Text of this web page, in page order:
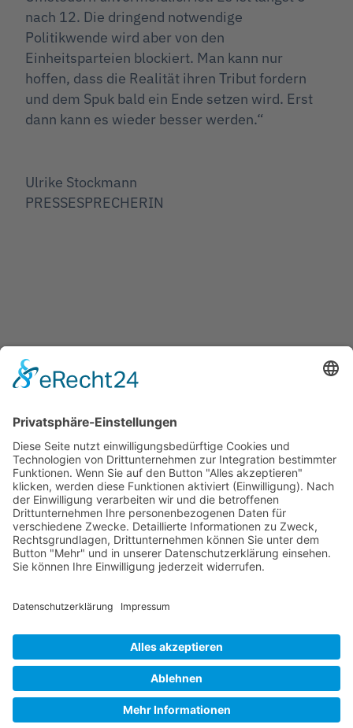
nach 12. Die dringend notwendige
Politikwende wird aber von den
Einheitsparteien blockiert. Man kann nur
hoffen, dass die Realität ihren Tribut fordern
und dem Spuk bald ein Ende setzen wird. Erst
dann kann es wieder besser werden.“
Ulrike Stockmann
PRESSESPRECHERIN
Jetzt teilen
Facebook Twitter
Pinterest WhatsApp Telegram
XING Email
KONTAKT
DATENSCHUTZHINWEIS
IMPRESSUM